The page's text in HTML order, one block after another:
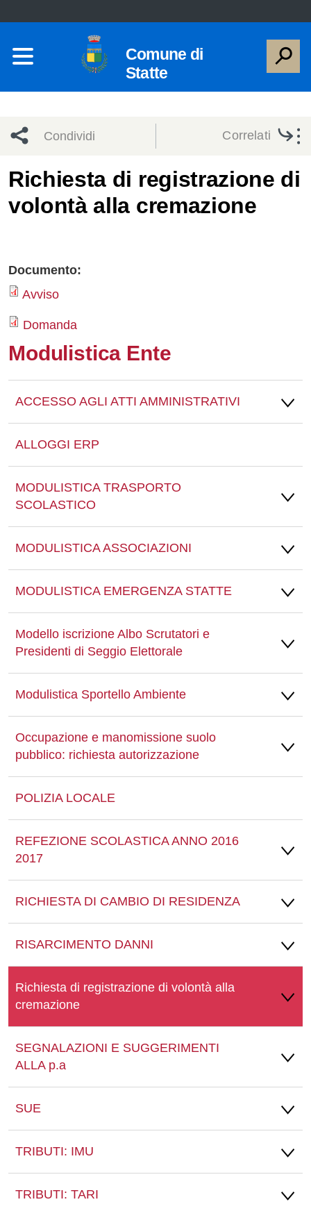
Comune di
Statte
Condividi
sui social
Condividi
Condividi
su
Condividi
Correlati
Richiesta di registrazione di
volontà alla cremazione
Documento:
Avviso
Domanda
Modulistica Ente
ACCESSO AGLI ATTI AMMINISTRATIVI
ALLOGGI ERP
MODULISTICA TRASPORTO
SCOLASTICO
MODULISTICA ASSOCIAZIONI
MODULISTICA EMERGENZA STATTE
Modello iscrizione Albo Scrutatori e
Presidenti di Seggio Elettorale
Modulistica Sportello Ambiente
Occupazione e manomissione suolo
pubblico: richiesta autorizzazione
POLIZIA LOCALE
REFEZIONE SCOLASTICA ANNO 2016
2017
RICHIESTA DI CAMBIO DI RESIDENZA
RISARCIMENTO DANNI
Richiesta di registrazione di volontà alla
cremazione
SEGNALAZIONI E SUGGERIMENTI
ALLA p.a
SUE
TRIBUTI: IMU
TRIBUTI: TARI